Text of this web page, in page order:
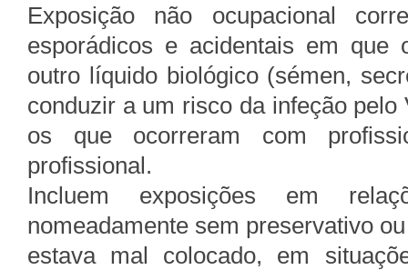
Exposição não ocupacional
esporádicos e acidentais em que
outro líquido biológico (sémen,
conduzir a um risco da infeção
os que ocorreram com
profissional.
Incluem exposições em
nomeadamente sem preservativo
estava mal colocado, em